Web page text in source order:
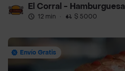
El Corral - Hamburguesa
12 min · $ 5000
Envío Gratis